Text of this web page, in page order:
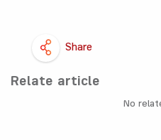
Share
Relate article
No